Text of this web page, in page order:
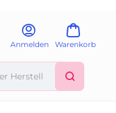
Anmelden Warenkorb